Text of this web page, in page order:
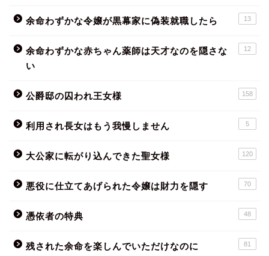
余命わずかな令嬢が黒幕家に偽装就職したら 13
余命わずかな赤ちゃん薬師は天才なのを隠さな
い
12
公爵邸の囚われ王女様 158
利用され長女はもう我慢しません 5
大公家に転がり込んできた聖女様 120
悪役に仕立てあげられた令嬢は財力を隠す 70
憑依者の特典 48
残された余命を楽しんでいただけなのに 81